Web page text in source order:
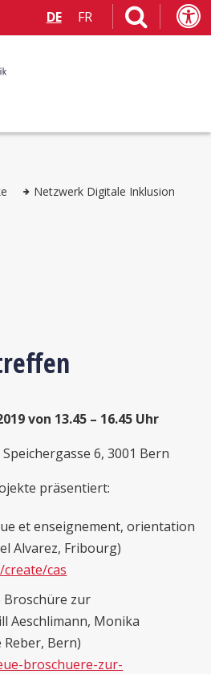
DE FR
Netzwerk Digitale Inklusion
von 13.45 – 16.45 Uhr
6, 3001 Bern
präsentiert:
et enseignement, orientation
Alvarez, Fribourg)
cas
Broschüre zur
Aeschlimann, Monika
Bern)
broschuere-zur-